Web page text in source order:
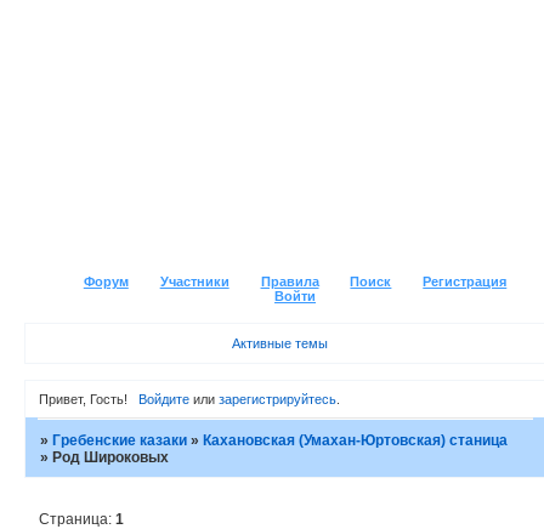
Форум Участники Правила Поиск
Регистрация
Войти
Активные темы
Привет, Гость! Войдитеили зарегистрируйтесь.
»Гребенские казаки »Кахановская (Умахан-Юртовская) станица
»Род Широковых
Страница:1